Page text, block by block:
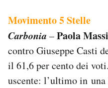
Movimento 5 Stelle
Carbonia –Paola
contro Giuseppe Casti
il 61,6 per cento dei
uscente: l’ultimo in